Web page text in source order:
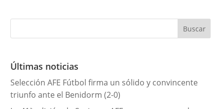
g
r
a
s
Últimas noticias
Selección AFE Fútbol firma un sólido y convincente
triunfo ante el Benidorm (2-0)